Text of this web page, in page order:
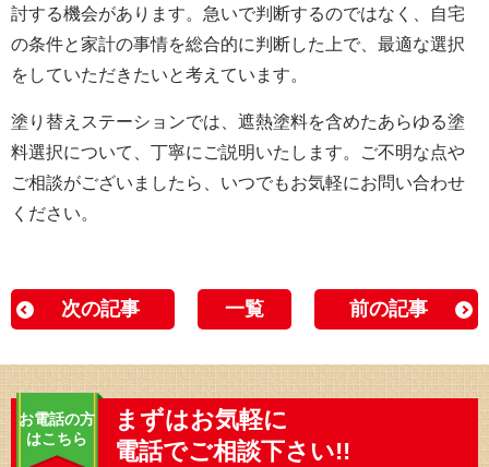
討する機会があります。急いで判断するのではなく、自宅
の条件と家計の事情を総合的に判断した上で、最適な選択
をしていただきたいと考えています。
塗り替えステーションでは、遮熱塗料を含めたあらゆる塗
料選択について、丁寧にご説明いたします。ご不明な点や
ご相談がございましたら、いつでもお気軽にお問い合わせ
ください。
次の記事 一覧 前の記事
お電話の方
はこちら
まずはお気軽に
電話でご相談下さい!!